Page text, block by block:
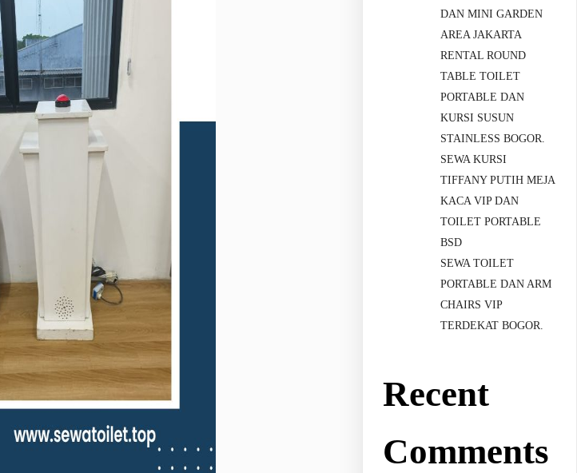
DAN MINI GARDEN
AREA JAKARTA
RENTAL ROUND
TABLE TOILET
PORTABLE DAN
KURSI SUSUN
STAINLESS BOGOR.
SEWA KURSI
TIFFANY PUTIH MEJA
KACA VIP DAN
TOILET PORTABLE
BSD
SEWA TOILET
PORTABLE DAN ARM
CHAIRS VIP
TERDEKAT BOGOR.
Recent
Comments